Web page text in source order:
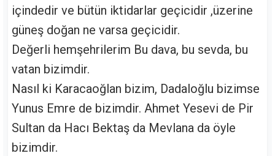
içindedir ve bütün iktidarlar geçicidir ,üzerine
güneş doğan ne varsa geçicidir.
Değerli hemşehrilerim Bu dava, bu sevda, bu
vatan bizimdir.
Nasıl ki Karacaoğlan bizim, Dadaloğlu bizimse
Yunus Emre de bizimdir. Ahmet Yesevi de Pir
Sultan da Hacı Bektaş da Mevlana da öyle
bizimdir.